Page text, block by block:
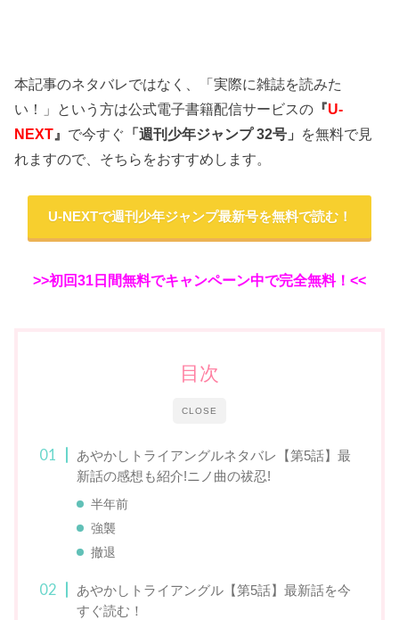
本記事のネタバレではなく、「実際に雑誌を読みた
い！」という方は公式電子書籍配信サービスの 『U-
NEXT 』 で今すぐ 「週刊少年ジャンプ 32号」 を無料で見
れますので、そちらをおすすめします。
U-NEXTで週刊少年ジャンプ最新号を無料で読む！
>>初回31日間無料でキャンペーン中で完全無料！<<
CLOSE
目次
あやかしトライアングルネタバレ【第5話】最
新話の感想も紹介!ニノ曲の祓忍!
半年前
強襲
撤退
あやかしトライアングル【第5話】最新話を今
すぐ読む！